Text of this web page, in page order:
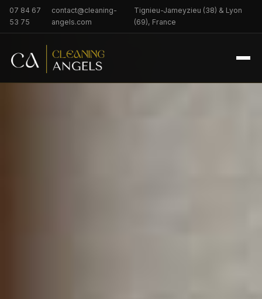
07 84 67
53 75
contact@cleaning-
angels.com
Tignieu-Jameyzieu (38) & Lyon
(69), France